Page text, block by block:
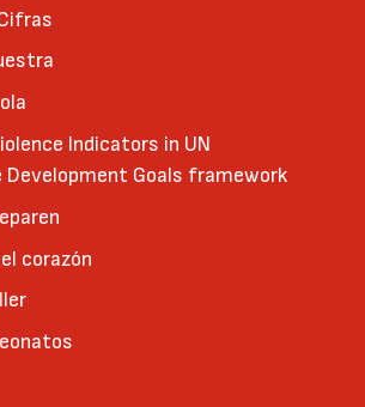
Indicators in UN
Development Goals framework
corazón